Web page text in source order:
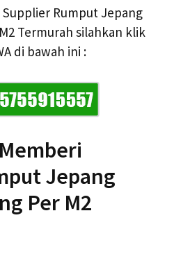
Rumput Jepang
Termurah silahkan klik
di bawah ini :
Jepang
Per M2